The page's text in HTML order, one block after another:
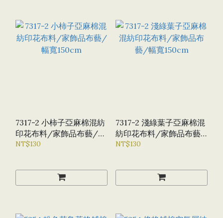
7317-2 小柿子亞麻棉混紡
印花布料/家飾品布藝/幅
寬150CM
NT$130
7317-2 淺綠葉子亞麻棉混
紡印花布料/家飾品布藝/
幅寬150CM
NT$130